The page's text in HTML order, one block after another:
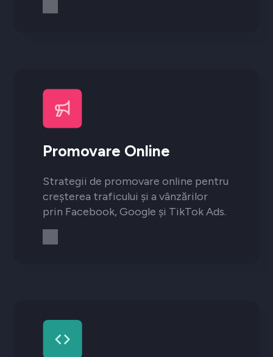
Promovare Online
Strategii de promovare online pentru
creșterea traficului și a vânzărilor
prin Facebook, Google și TikTok Ads.